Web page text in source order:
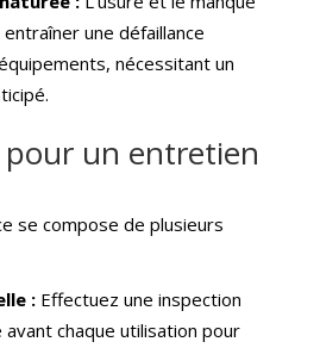
une défaillance
nécessitant un
pour un entretien
se compose de plusieurs
:Effectuez une inspection
chaque utilisation pour